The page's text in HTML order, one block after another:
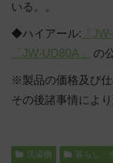
いる。。
◆ハイアール: 「
「JW-UD80A」
の
※製品の価格及び仕
その後諸事情によ
洗濯機 暮らし・